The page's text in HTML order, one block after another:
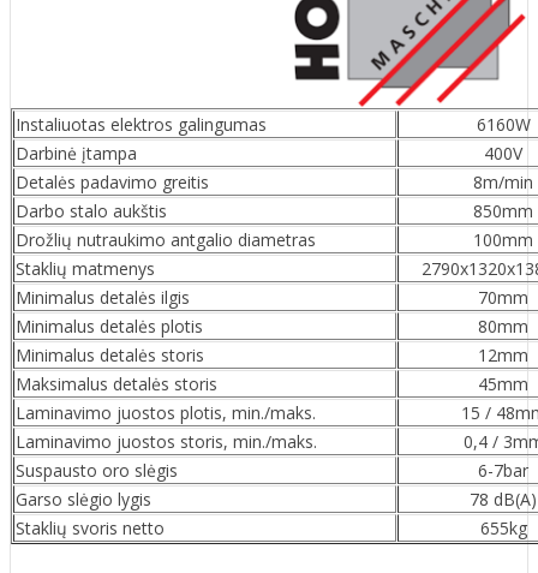
Instaliuotas elektros galingumas
6160W
Darbinė įtampa
400V
Detalės padavimo greitis
8m/min
Darbo stalo aukštis
850mm
Drožlių nutraukimo antgalio diametras
100mm
Staklių matmenys
Minimalus detalės ilgis
70mm
Minimalus detalės plotis
80mm
Minimalus detalės storis
12mm
Maksimalus detalės storis
45mm
Laminavimo juostos plotis, min./maks.
15 /
Laminavimo juostos storis, min./maks.
0,4 /
Suspausto oro slėgis
6-7bar
Garso slėgio lygis
78 dB(A)
Staklių svoris netto
655kg